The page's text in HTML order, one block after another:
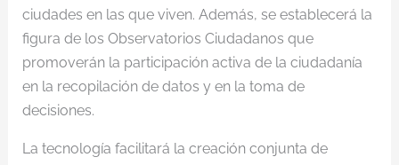
ciudades en las que viven. Además, se establecerá la
figura de los Observatorios Ciudadanos que
promoverán la participación activa de la ciudadanía
en la recopilación de datos y en la toma de
decisiones.
La tecnología facilitará la creación conjunta de